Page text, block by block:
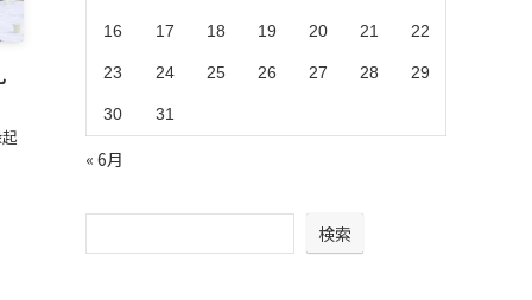
16 17 18 19 20 21 22
23 24 25 26 27 28 29
30 31
« 6月
検索